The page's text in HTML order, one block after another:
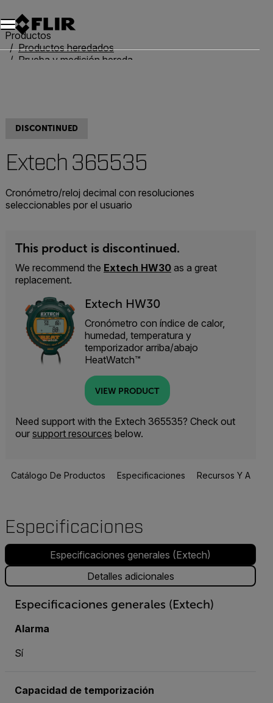
Unread messages
Modelo
Eliminar
artículos
artículo
Añadir al carro
Añadido al carro
Productos
Productos heredados
Prueba y medición heredadas
DISCONTINUED
Extech 365535
Cronómetro/reloj decimal con resoluciones
seleccionables por el usuario
This product is discontinued.
We recommend the Extech HW30 as a great
replacement.
Extech HW30
Cronómetro con índice de calor,
humedad, temperatura y
temporizador arriba/abajo
HeatWatch™
VIEW PRODUCT
Need support with the Extech 365535? Check out
our support resources below.
Catálogo De Productos Especificaciones Recursos Y
Especificaciones
Especificaciones generales (Extech)
Detalles adicionales
Especificaciones generales (Extech)
Alarma
Sí
Capacidad de temporización